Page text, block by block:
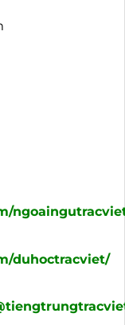
duhoctracviet/